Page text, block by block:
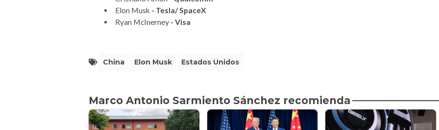
Elon Musk - Tesla/ SpaceX
Ryan McInerney- Visa
China Elon Musk Estados Unidos
Marco Antonio Sarmiento Sánchez recomienda